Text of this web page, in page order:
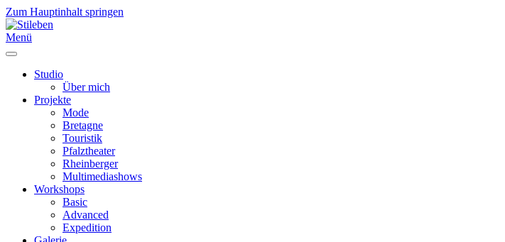
Zum Hauptinhalt springen
Menü
Studio
Über mich
Projekte
Mode
Bretagne
Touristik
Pfalztheater
Rheinberger
Multimediashows
Workshops
Basic
Advanced
Expedition